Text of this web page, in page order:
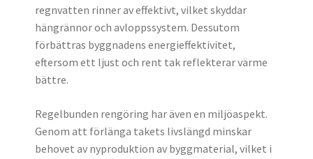
regnvatten rinner av effektivt, vilket skyddar
hängrännor och avloppssystem. Dessutom
förbättras byggnadens energieffektivitet,
eftersom ett ljust och rent tak reflekterar värme
bättre.
Regelbunden rengöring har även en miljöaspekt.
Genom att förlänga takets livslängd minskar
behovet av nyproduktion av byggmaterial, vilket i